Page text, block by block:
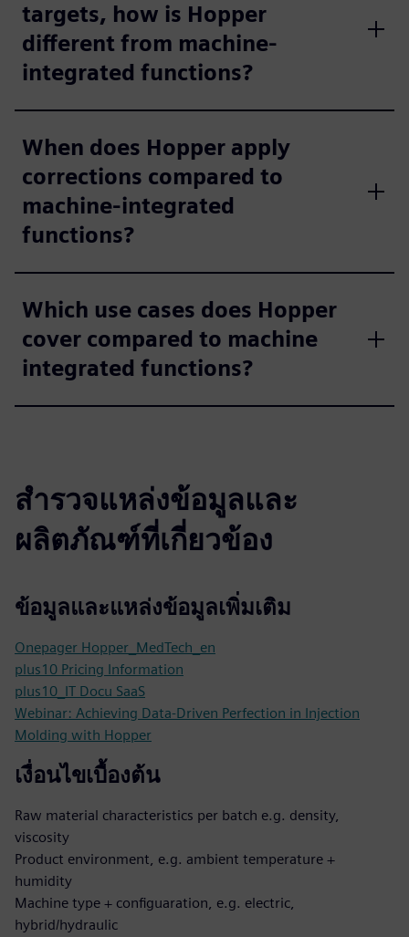
targets, how is Hopper
different from machine-
integrated functions?
When does Hopper apply
corrections compared to
machine-integrated
functions?
Which use cases does Hopper
cover compared to machine
integrated functions?
สำรวจแหล่งข้อมูลและ
ผลิตภัณฑ์ที่เกี่ยวข้อง
ข้อมูลและแหล่งข้อมูลเพิ่มเติม
Onepager Hopper_MedTech_en
plus10 Pricing Information
plus10_IT Docu SaaS
Webinar: Achieving Data-Driven Perfection in Injection
Molding with Hopper
เงื่อนไขเบื้องต้น
Raw material characteristics per batch e.g. density,
viscosity
Product environment, e.g. ambient temperature +
humidity
Machine type + configuaration, e.g. electric,
hybrid/hydraulic